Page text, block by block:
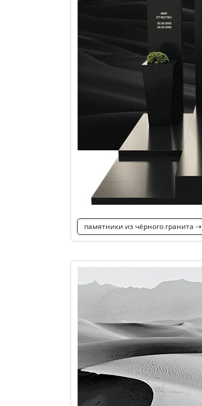
памятники из чёрного гранита ⇢